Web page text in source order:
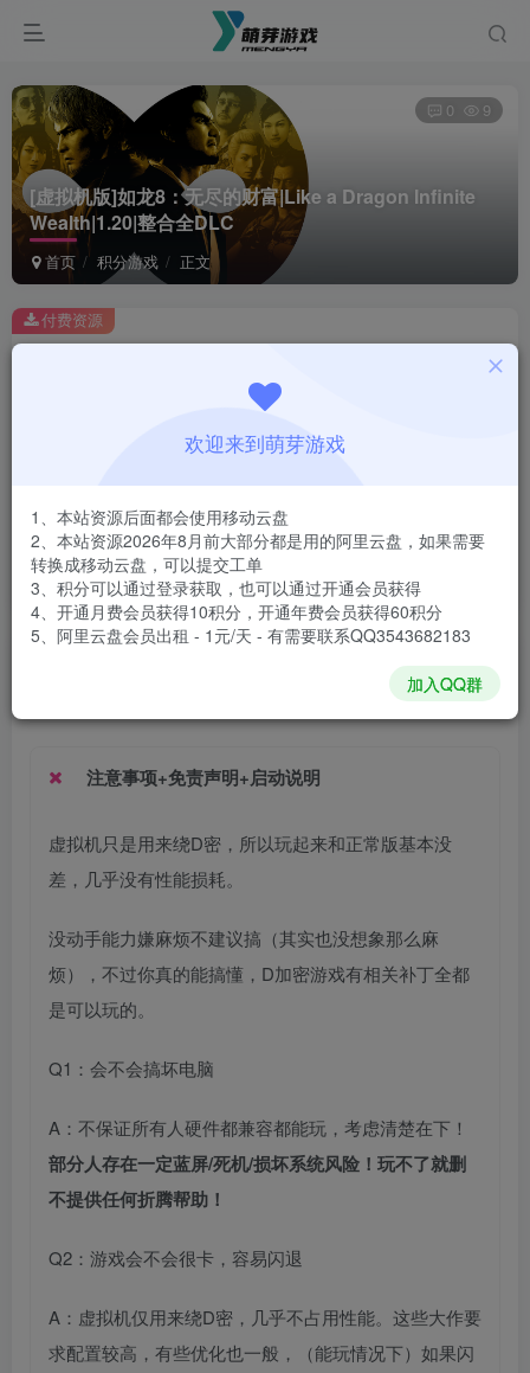
[虚拟机版]如龙8：无尽的财富|Like a Dragon Infinite
Wealth|1.20|整合全DLC
首页 积分游戏 正文
0 9
此内容为付费资源，请付费后查看
1积分
安装包大小
72.6 GB
游戏本体大小
付费资源
关注 私信
注意事项+免责声明+启动说明
虚拟机只是用来绕D密，所以玩起来和正常版基本没
差，几乎没有性能损耗。
没动手能力嫌麻烦不建议搞（其实也没想象那么麻
烦），不过你真的能搞懂，D加密游戏有相关补丁全都
是可以玩的。
Q1：会不会搞坏电脑
A：不保证所有人硬件都兼容都能玩，考虑清楚在下！
部分人存在一定蓝屏/死机/损坏系统风险！玩不了就删
不提供任何折腾帮助！
Q2：游戏会不会很卡，容易闪退
A：虚拟机仅用来绕D密，几乎不占用性能。这些大作要
求配置较高，有些优化也一般，（能玩情况下）如果闪
欢迎来到萌芽游戏
1、本站资源后面都会使用移动云盘
2、本站资源2026年8月前大部分都是用的阿里云盘，如果需要
转换成移动云盘，可以提交工单
3、积分可以通过登录获取，也可以通过开通会员获得
4、开通月费会员获得10积分，开通年费会员获得60积分
5、阿里云盘会员出租 - 1元/天 - 有需要联系QQ3543682183
加入QQ群